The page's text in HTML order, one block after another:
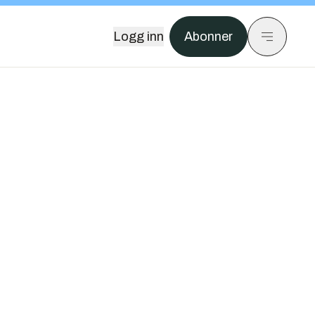
Logg inn Abonner